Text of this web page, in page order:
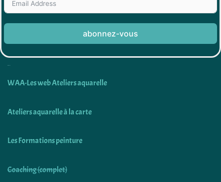
abonnez-vous
WAA-Les web Ateliers aquarelle
Ateliers aquarelle à la carte
Les Formations peinture
Coaching (complet)